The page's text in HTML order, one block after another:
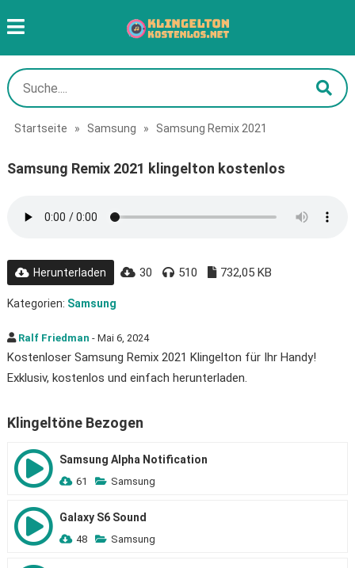
Startseite » Samsung » Samsung Remix 2021
Samsung Remix 2021 klingelton kostenlos
Herunterladen 30 510 732,05 KB
Kategorien: Samsung
Ralf Friedman - Mai 6, 2024
Kostenloser Samsung Remix 2021 Klingelton für Ihr Handy!
Exklusiv, kostenlos und einfach herunterladen.
Klingeltöne Bezogen
Samsung Alpha Notification
61 Samsung
Galaxy S6 Sound
48 Samsung